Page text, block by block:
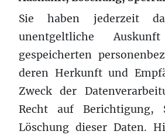
Sie haben jederzeit
unentgeltliche
gespeicherten
deren Herkunft und
Zweck der
Recht auf Berichtigung,
Löschung dieser Daten.